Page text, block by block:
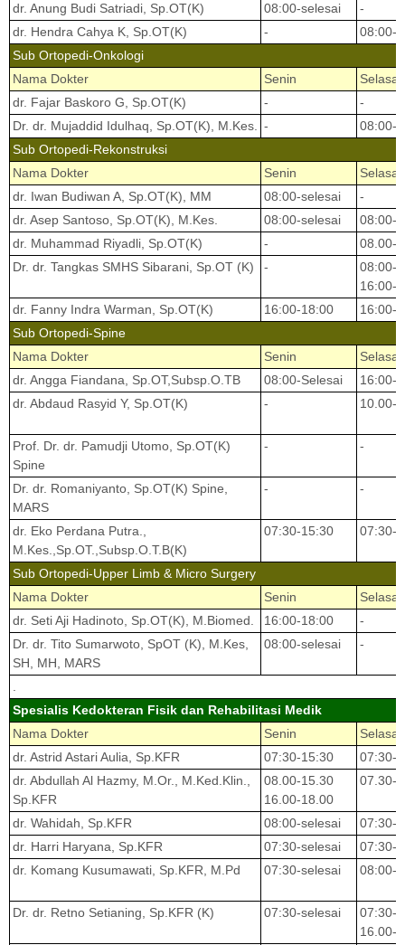
dr. Anung Budi Satriadi, Sp.OT(K)
08:00-selesai
-
dr. Hendra Cahya K, Sp.OT(K)
-
08:00-
Sub Ortopedi-Onkologi
Nama Dokter
Senin
Selasa
dr. Fajar Baskoro G, Sp.OT(K)
-
-
Dr. dr. Mujaddid Idulhaq, Sp.OT(K), M.Kes.
-
08:00-
Sub Ortopedi-Rekonstruksi
Nama Dokter
Senin
Selasa
dr. Iwan Budiwan A, Sp.OT(K), MM
08:00-selesai
-
dr. Asep Santoso, Sp.OT(K), M.Kes.
08:00-selesai
08:00-
dr. Muhammad Riyadli, Sp.OT(K)
-
08.00-
Dr. dr. Tangkas SMHS Sibarani, Sp.OT (K)
-
08:00-
16:00-
dr. Fanny Indra Warman, Sp.OT(K)
16:00-18:00
16:00-
Sub Ortopedi-Spine
Nama Dokter
Senin
Selasa
dr. Angga Fiandana, Sp.OT,Subsp.O.TB
08:00-Selesai
16:00-
dr. Abdaud Rasyid Y, Sp.OT(K)
- 10.00-
Prof. Dr. dr. Pamudji Utomo, Sp.OT(K)
Spine
- -
Dr. dr. Romaniyanto, Sp.OT(K) Spine,
MARS
- -
dr. Eko Perdana Putra.,
M.Kes.,Sp.OT.,Subsp.O.T.B(K)
07:30-15:30 07:30-
Sub Ortopedi-Upper Limb & Micro Surgery
Nama Dokter
Senin
Selasa
dr. Seti Aji Hadinoto, Sp.OT(K), M.Biomed.
16:00-18:00
-
Dr. dr. Tito Sumarwoto, SpOT (K), M.Kes,
SH, MH, MARS
08:00-selesai -
Spesialis Kedokteran Fisik dan Rehabilitasi Medik
Nama Dokter
Senin
Selasa
dr. Astrid Astari Aulia, Sp.KFR
07:30-15:30
07:30-
dr. Abdullah Al Hazmy, M.Or., M.Ked.Klin.,
Sp.KFR
08.00-15.30
16.00-18.00
07.30-
dr. Wahidah, Sp.KFR 08:00-selesai
07:30-
dr. Harri Haryana, Sp.KFR
07:30-selesai
07:30-
dr. Komang Kusumawati, Sp.KFR, M.Pd
07:30-selesai 08:00-
Dr. dr. Retno Setianing, Sp.KFR (K) 07:30-selesai
07:30-
16.00-